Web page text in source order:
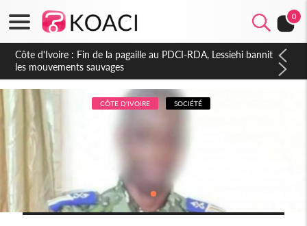
0
Côte d'Ivoire : Ouattara promet des sanctions contre les
déguerpissements illégaux
CÔTE D'IVOIRE SOCIÉTÉ